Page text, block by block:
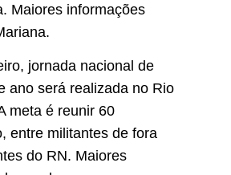
Maiores informações
jornada nacional de
ano será realizada no Rio
meta é reunir 60
entre militantes de fora
do RN. Maiores